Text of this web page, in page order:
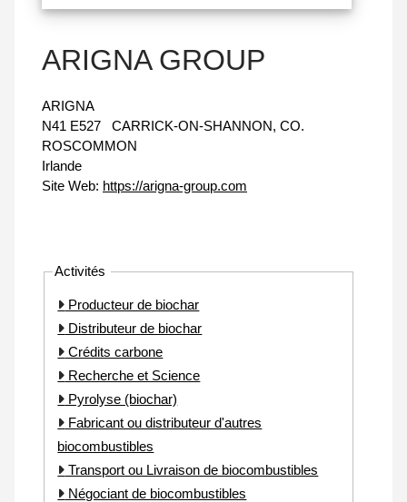
ARIGNA GROUP
ARIGNA
N41 E527
CARRICK-ON-SHANNON, CO.
ROSCOMMON
Irlande
Site Web: https://arigna-group.com
Activités
Producteur de biochar
Distributeur de biochar
Crédits carbone
Recherche et Science
Pyrolyse (biochar)
Fabricant ou distributeur d'autres
biocombustibles
Transport ou Livraison de biocombustibles
Négociant de biocombustibles